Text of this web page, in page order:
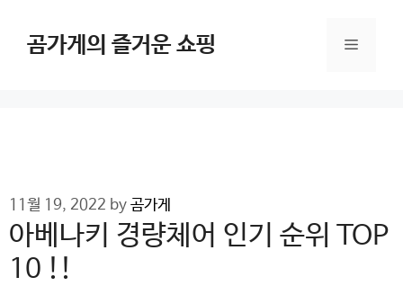
content곰가게의 즐거운 쇼핑 Menu
11월 19, 2022 by 곰가게
아베나키 경량체어 인기 순위 TOP
10 !!